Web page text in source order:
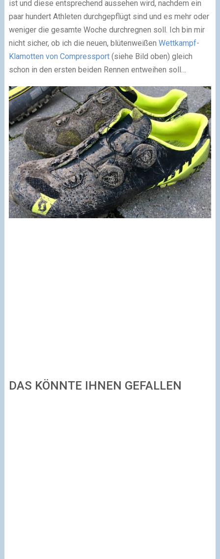
ist und diese entsprechend aussehen wird, nachdem ein
paar hundert Athleten durchgepflügt sind und es mehr oder
weniger die gesamte Woche durchregnen soll. Ich bin mir
nicht sicher, ob ich die neuen, blütenweißen Wettkampf-
Klamotten von Compressport(siehe Bild oben) gleich
schon in den ersten beiden Rennen entweihen soll…
DAS KÖNNTE IHNEN GEFALLEN